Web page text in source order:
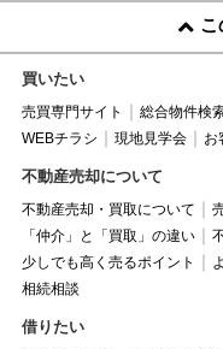
こ
買いたい
売買専門サイト 総合物件検
WEBチラシ
現地見学会 お
不動産売却について
不動産売却・買取について
「仲介」と「買取」の違い
少しでも高く売るポイント
相続相談
借りたい